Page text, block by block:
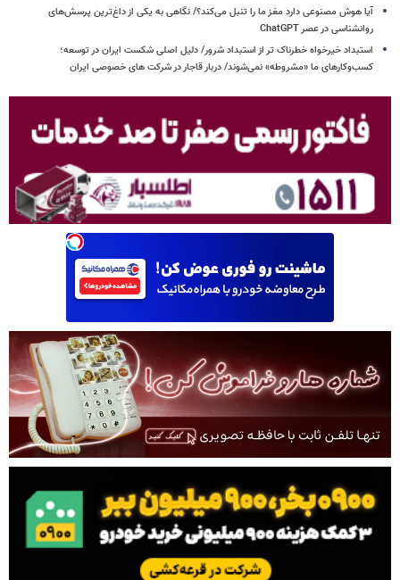
آیا هوش مصنوعی دارد مغز ما را تنبل می‌کند؟/ نگاهی به یکی از داغ‌ترین پرسش‌های
روانشناسی در عصر ChatGPT
استبداد خیرخواه خطرناک تر از استبداد شرور/ دلیل اصلی شکست ایران در توسعه؛
کسب‌وکارهای ما «مشروطه» نمی‌شوند/ دربار قاجار در شرکت های خصوصی ایران